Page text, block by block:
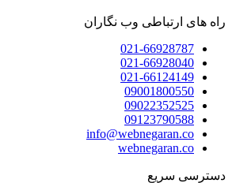
راه های ارتباطی وب نگاران
021-66928787
021-66928040
021-66124149
09001800550
09022352525
09123790588
info@webnegaran.co
webnegaran.co
دسترسی سریع